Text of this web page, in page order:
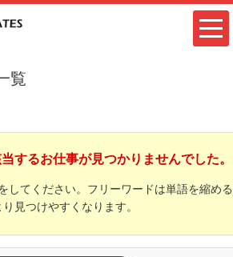
覧
するお仕事が見つかりませんでした。
してください。フリーワードは単語を縮める
り見つけやすくなります。